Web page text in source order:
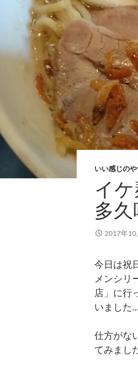
いい感じの
イ
多
2017年10
今日は祝
メンシリ
店」に行
いました
仕方がな
てみまし